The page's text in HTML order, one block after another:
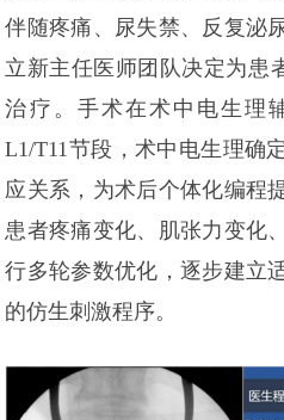
伴随疼痛、尿失禁、反复泌
立新主任医师团队决定为患
治疗。手术在术中电生理
L1/T11节段，术中电生理确
应关系，为术后个体化编程
患者疼痛变化、肌张力变化
行多轮参数优化，逐步建立
的仿生刺激程序。